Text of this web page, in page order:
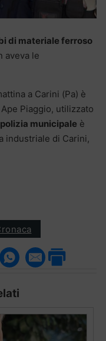
di materiale ferroso
aveva le
a Carini (Pa) è
Piaggio, utilizzato
municipale è
industriale di Carini,